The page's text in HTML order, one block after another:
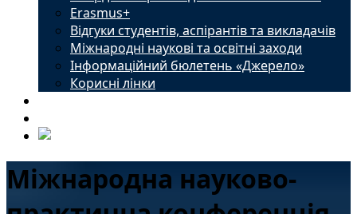
Erasmus+
Відгуки студентів, аспірантів та викладачів
Міжнародні наукові та освітні заходи
Інформаційний бюлетень «Джерело»
Корисні лінки
Міжнародна науково-